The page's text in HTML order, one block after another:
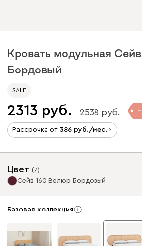
Кровать модульная
Бордовый
SALE
2313 2538
Рассрочка от 386 /мес.
Цвет (7)
Сейв 160 Велюр Бордовый
Базовая коллекция